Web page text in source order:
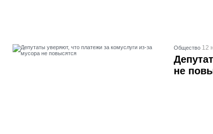
Общество 12
не